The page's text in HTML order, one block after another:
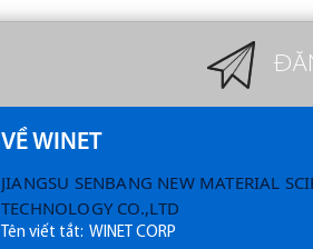
VỀ WINET
JIANGSU SENBANG NEW MATERIAL
TECHNOLOGY CO.,LTD
Tên viết tắt: WINET CORP